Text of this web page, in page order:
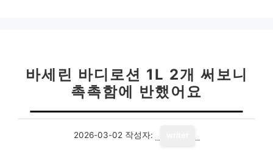
바세린 바디로션 1L 2개 써보니
촉촉함에 반했어요
2026-03-02 작성자: